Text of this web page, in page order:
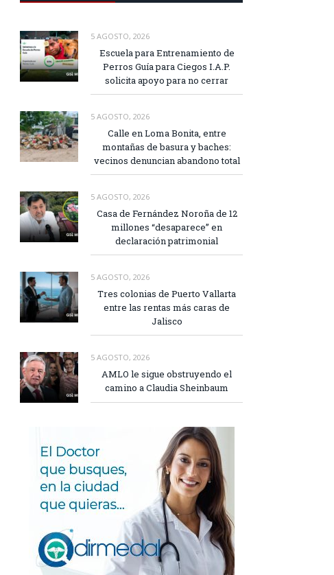
5 AGOSTO, 2026
Escuela para Entrenamiento de
Perros Guía para Ciegos I.A.P.
solicita apoyo para no cerrar
5 AGOSTO, 2026
Calle en Loma Bonita, entre
montañas de basura y baches:
vecinos denuncian abandono total
5 AGOSTO, 2026
Casa de Fernández Noroña de 12
millones “desaparece” en
declaración patrimonial
5 AGOSTO, 2026
Tres colonias de Puerto Vallarta
entre las rentas más caras de
Jalisco
5 AGOSTO, 2026
AMLO le sigue obstruyendo el
camino a Claudia Sheinbaum